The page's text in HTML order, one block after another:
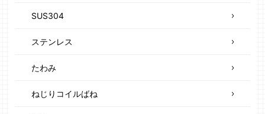
SUS304
ステンレス
たわみ
ねじりコイルばね